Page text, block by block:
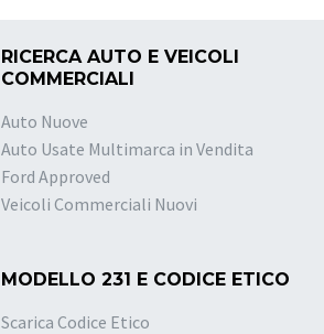
RICERCA AUTO E VEICOLI
COMMERCIALI
Auto Nuove
Auto Usate Multimarca in Vendita
Ford Approved
Veicoli Commerciali Nuovi
MODELLO 231 E CODICE ETICO
Scarica Codice Etico